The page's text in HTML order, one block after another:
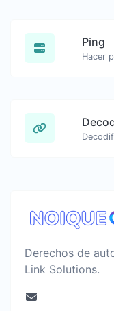
Ping
Derechos de
Link Solutions.